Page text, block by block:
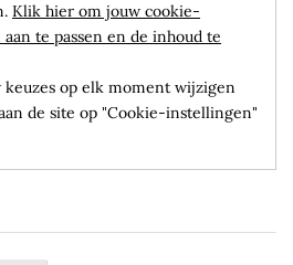
Klik hier om jouw cookie-
te passen en de inhoud te
keuzes op elk moment wijzigen
de site op "Cookie-instellingen"